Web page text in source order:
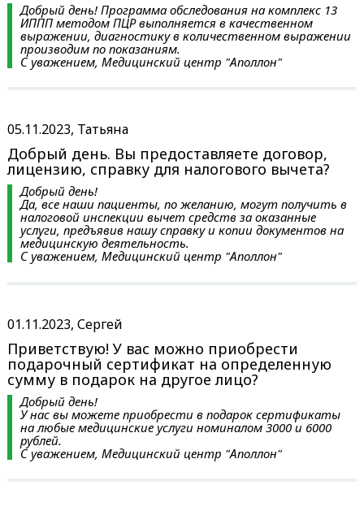
Добрый день! Программа обследования на комплекс 13
ИППП методом ПЦР выполняется в качественном
выражении, диагностику в количественном выражении
производим по показаниям.
С уважением, Медицинский центр "Аполлон"
05.11.2023, Татьяна
Добрый день. Вы предоставляете договор,
лицензию, справку для налогового вычета?
Добрый день!
Да, все наши пациенты, по желанию, могут получить в
налоговой инспекции вычет средств за оказанные
услуги, предъявив нашу справку и копии документов на
медицинскую деятельность.
С уважением, Медицинский центр "Аполлон"
01.11.2023, Сергей
Приветствую! У вас можно приобрести
подарочный сертификат на определенную
сумму в подарок на другое лицо?
Добрый день!
У нас вы можете приобрести в подарок сертификаты
на любые медицинские услуги номиналом 3000 и 6000
рублей.
С уважением, Медицинский центр "Аполлон"